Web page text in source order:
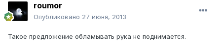
roumor
Опубликовано 27 июня, 2013
Такое предложение обламывать рука не поднимается.